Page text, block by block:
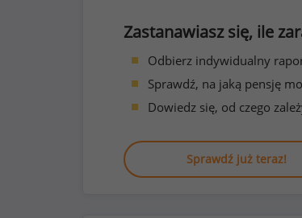
Zastanawiasz się, ile
Odbierz indywidualny
Sprawdź, na jaką pensję
Dowiedz się, od czego
Sprawdź już teraz!